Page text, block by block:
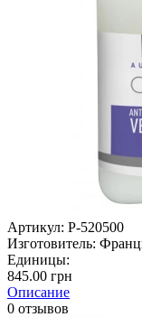
Артикул: P-520500
Изготовитель:
Единицы:
845.00 грн
Описание
0 отзывов